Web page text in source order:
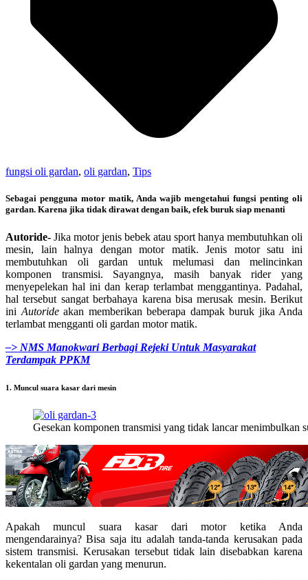
fungsi oli gardan, oli gardan, Tips
Sebagai pengguna motor matik, Anda wajib mengetahui fungsi penting oli
gardan. Karena jika tidak dirawat dengan baik, efek buruk siap menanti
Autoride- Jika motor jenis bebek atau sport hanya membutuhkan oli
mesin, lain halnya dengan motor matik. Jenis motor satu ini
membutuhkan oli gardan untuk melumasi dan melincinkan
komponen transmisi. Sayangnya, masih banyak rider yang
menyepelekan hal ini dan kerap terlambat menggantinya. Padahal,
hal tersebut sangat berbahaya karena bisa merusak mesin. Berikut
ini Autorideakan memberikan beberapa dampak buruk jika Anda
terlambat mengganti oli gardan motor matik.
–> NMS Manokwari Berbagi Rejeki Untuk Masyarakat
Terdampak PPKM
1. Muncul suara kasar dari mesin
Gesekan komponen transmisi yang tidak lancar menimbulkan
Apakah muncul suara kasar dari motor ketika Anda
mengendarainya? Bisa saja itu adalah tanda-tanda kerusakan pada
sistem transmisi. Kerusakan tersebut tidak lain disebabkan karena
kekentalan oli gardan yang menurun.